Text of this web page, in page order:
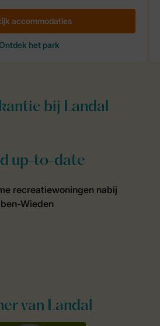
up-to-date
recreatiewoningen nabij
Wieden
van Landal